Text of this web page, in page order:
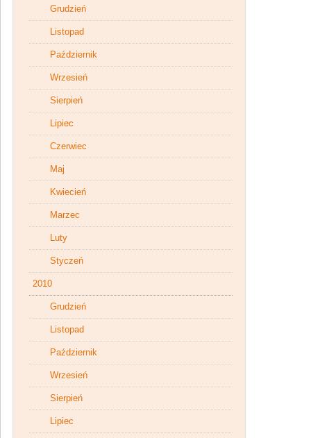
Grudzień
Listopad
Październik
Wrzesień
Sierpień
Lipiec
Czerwiec
Maj
Kwiecień
Marzec
Luty
Styczeń
2010
Grudzień
Listopad
Październik
Wrzesień
Sierpień
Lipiec